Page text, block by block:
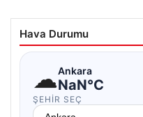
Hava Durumu
☁Ankara
NaN°C
ŞEHIR SEÇ